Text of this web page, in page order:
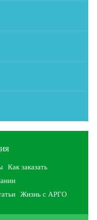
Как заказать
Жизнь с АРГО